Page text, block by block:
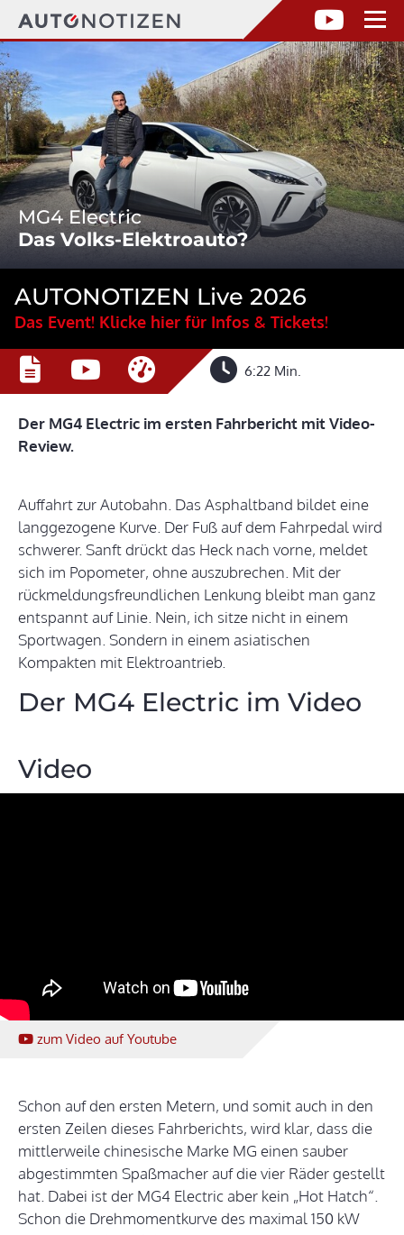
MG4 Electric
Das Volks-Elektroauto?
AUTONOTIZEN Live 2026
Das Event! Klicke hier für Infos & Tickets!
6:22 Min.
Der MG4 Electric im ersten Fahrbericht mit Video-
Review.
Auffahrt zur Autobahn. Das Asphaltband bildet eine
langgezogene Kurve. Der Fuß auf dem Fahrpedal wird
schwerer. Sanft drückt das Heck nach vorne, meldet
sich im Popometer, ohne auszubrechen. Mit der
rückmeldungsfreundlichen Lenkung bleibt man ganz
entspannt auf Linie. Nein, ich sitze nicht in einem
Sportwagen. Sondern in einem asiatischen
Kompakten mit Elektroantrieb.
Der MG4 Electric im Video
Video
zum Video auf Youtube
Schon auf den ersten Metern, und somit auch in den
ersten Zeilen dieses Fahrberichts, wird klar, dass die
mittlerweile chinesische Marke MG einen sauber
abgestimmten Spaßmacher auf die vier Räder gestellt
hat. Dabei ist der MG4 Electric aber kein „Hot Hatch“.
Schon die Drehmomentkurve des maximal 150 kW